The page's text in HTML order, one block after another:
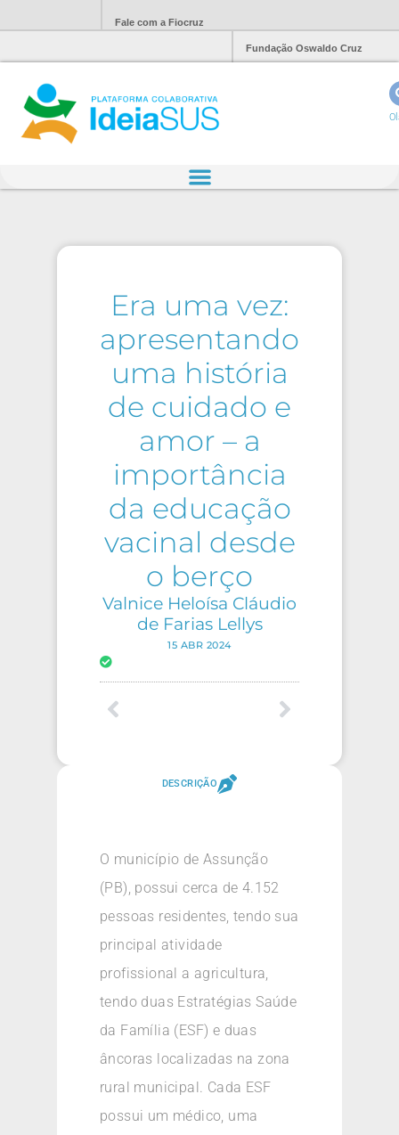
Fale com a Fiocruz
Fundação Oswaldo Cruz
Era uma vez:
apresentando
uma história
de cuidado e
amor – a
importância
da educação
vacinal desde
o berço
Valnice Heloísa Cláudio
de Farias Lellys
15 ABR 2024
DESCRIÇÃO
O município de Assunção
(PB), possui cerca de 4.152
pessoas residentes, tendo sua
principal atividade
profissional a agricultura,
tendo duas Estratégias Saúde
da Família (ESF) e duas
âncoras localizadas na zona
rural municipal. Cada ESF
possui um médico, uma